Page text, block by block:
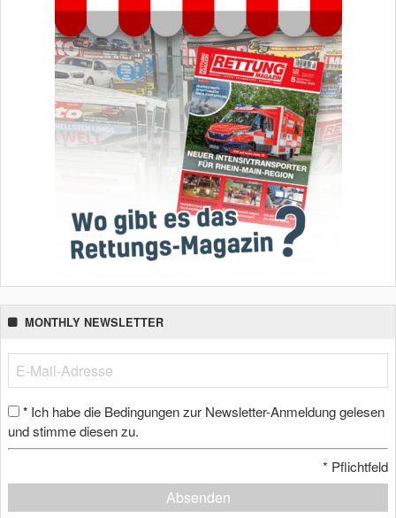
MONTHLY NEWSLETTER
* Ich habe die Bedingungen zur Newsletter-Anmeldung gelesen
und stimme diesen zu.
* Pflichtfeld
Absenden